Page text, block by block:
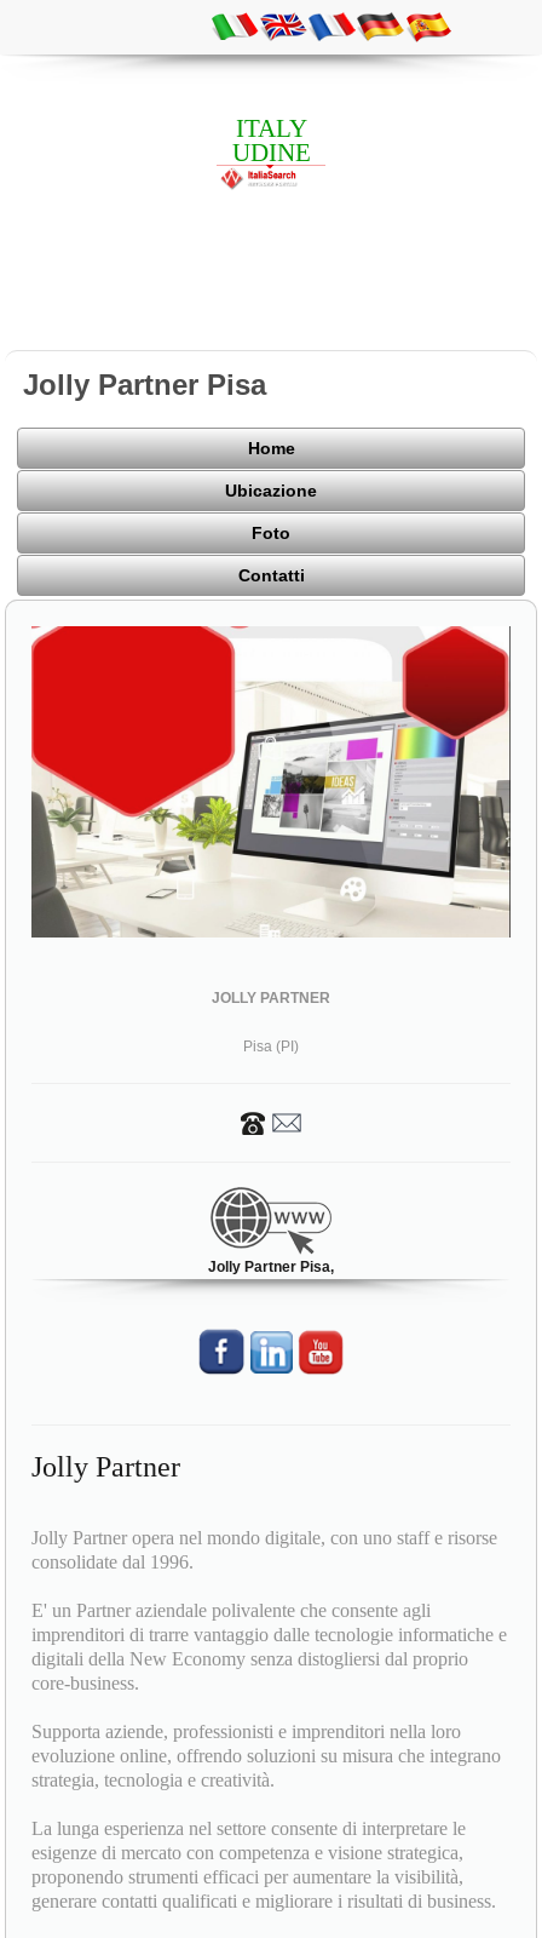
ITALY
UDINE
Jolly Partner Pisa
Home
Ubicazione
Foto
Contatti
JOLLY PARTNER
Pisa (PI)
Jolly Partner Pisa,
Jolly Partner
Jolly Partner opera nel mondo digitale, con uno staff e risorse
consolidate dal 1996.
E' un Partner aziendale polivalente che consente agli
imprenditori di trarre vantaggio dalle tecnologie informatiche e
digitali della New Economy senza distogliersi dal proprio
core-business.
Supporta aziende, professionisti e imprenditori nella loro
evoluzione online, offrendo soluzioni su misura che integrano
strategia, tecnologia e creatività.
La lunga esperienza nel settore consente di interpretare le
esigenze di mercato con competenza e visione strategica,
proponendo strumenti efficaci per aumentare la visibilità,
generare contatti qualificati e migliorare i risultati di business.